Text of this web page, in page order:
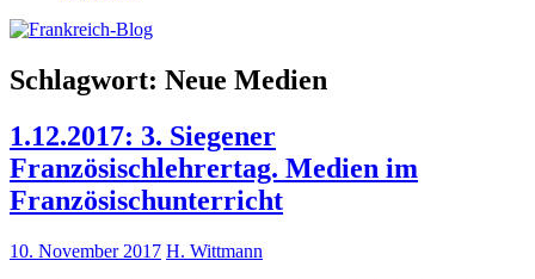
Schlagwort: Neue Medien
1.12.2017: 3. Siegener
Französischlehrertag. Medien im
Französischunterricht
10. November 2017 H. Wittmann